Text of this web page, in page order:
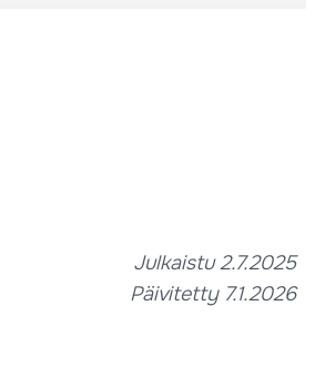
Julkaistu 2.7.2025
Päivitetty 7.1.2026